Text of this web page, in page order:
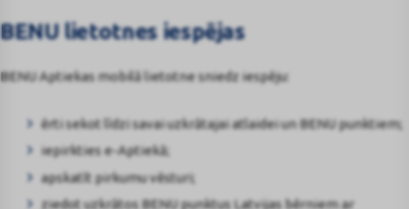
BENU lietotnes iespējas
BENU Aptiekas mobilā lietotne sniedz iespēju:
ērti sekot līdzi savai uzkrātajai atlaidei un BENU punktiem;
iepirkties e-Aptiekā;
apskatīt pirkumu vēsturi;
ziedot uzkrātos BENU punktus Latvijas bērniem ar